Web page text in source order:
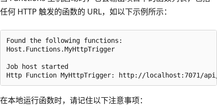
任何 HTTP 触发的函数的 URL，如以下示例所示：
Found the following functions:
Host.Functions.MyHttpTrigger
Job host started
在本地运行函数时，请记住以下注意事项：